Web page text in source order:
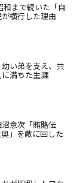
まで続いた「自
横行した理由
い弟を支え、共
満ちた生涯
意次「賄賂伝
」を敵に回した